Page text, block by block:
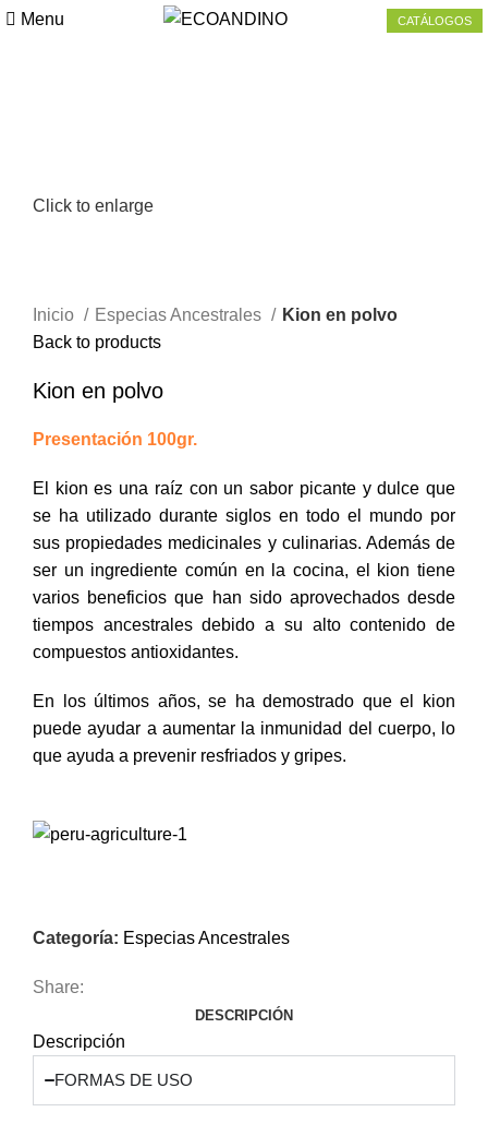
Menu CATÁLOGOS
Click to enlarge
Inicio Especias Ancestrales
Kion en polvo
Back to products
Kion en polvo
Presentación 100gr.
El kion es una raíz con un sabor picante y dulce que
se ha utilizado durante siglos en todo el mundo por
sus propiedades medicinales y culinarias. Además de
ser un ingrediente común en la cocina, el kion tiene
varios beneficios que han sido aprovechados desde
tiempos ancestrales debido a su alto contenido de
compuestos antioxidantes.
En los últimos años, se ha demostrado que el kion
puede ayudar a aumentar la inmunidad del cuerpo, lo
que ayuda a prevenir resfriados y gripes.
Categoría: Especias Ancestrales
Share:
DESCRIPCIÓN
Descripción
FORMAS DE USO